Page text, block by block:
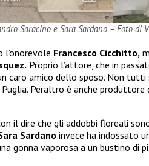
Saracino e Sara Sardano – Foto di
Francesco Cicchitto,
Proprio l’attore, che in
un caro amico dello sposo. Non
Peraltro è anche produttore
il dire che gli addobbi floreali
Sardano invece ha indossato
gonna vaporosa a un bustino